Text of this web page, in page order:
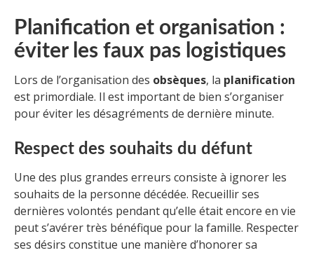
Planification et organisation :
éviter les faux pas logistiques
Lors de l’organisation des obsèques, la planification
est primordiale. Il est important de bien s’organiser
pour éviter les désagréments de dernière minute.
Respect des souhaits du défunt
Une des plus grandes erreurs consiste à ignorer les
souhaits de la personne décédée. Recueillir ses
dernières volontés pendant qu’elle était encore en vie
peut s’avérer très bénéfique pour la famille. Respecter
ses désirs constitue une manière d’honorer sa